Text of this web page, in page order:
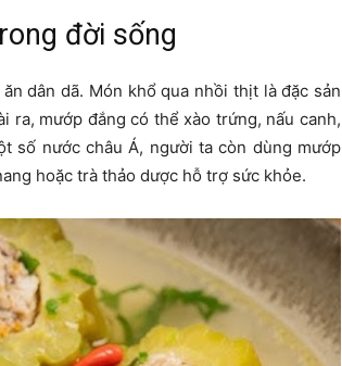
đời sống
dân dã. Món khổ qua nhồi thịt là đặc sản
ra, mướp đắng có thể xào trứng, nấu canh,
số nước châu Á, người ta còn dùng mướp
hoặc trà thảo dược hỗ trợ sức khỏe.